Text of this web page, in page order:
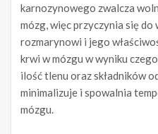
karnozynowego zwalcza
mózg, więc przyczynia się do
rozmarynowi i jego
krwi w mózgu w wyniku
ilość tlenu oraz składników
minimalizuje i spowalnia
mózgu.